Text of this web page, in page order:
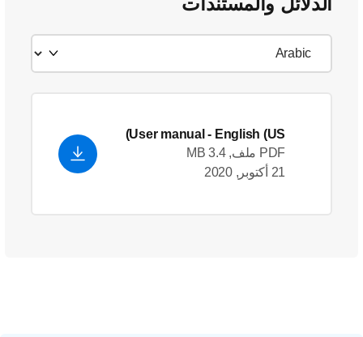
User manual - English (US)
PDF ملف, 3.4 MB
21 أكتوبر, 2020